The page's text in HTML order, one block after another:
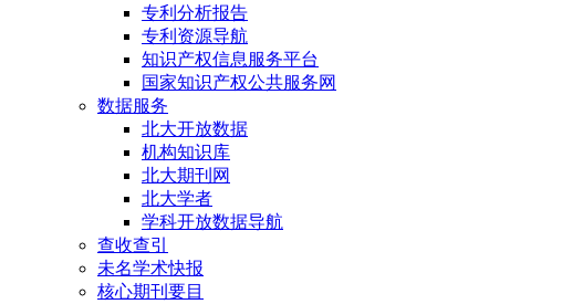
专利分析报告
专利资源导航
知识产权信息服务平台
国家知识产权公共服务网
数据服务
北大开放数据
机构知识库
北大期刊网
北大学者
学科开放数据导航
查收查引
未名学术快报
核心期刊要目